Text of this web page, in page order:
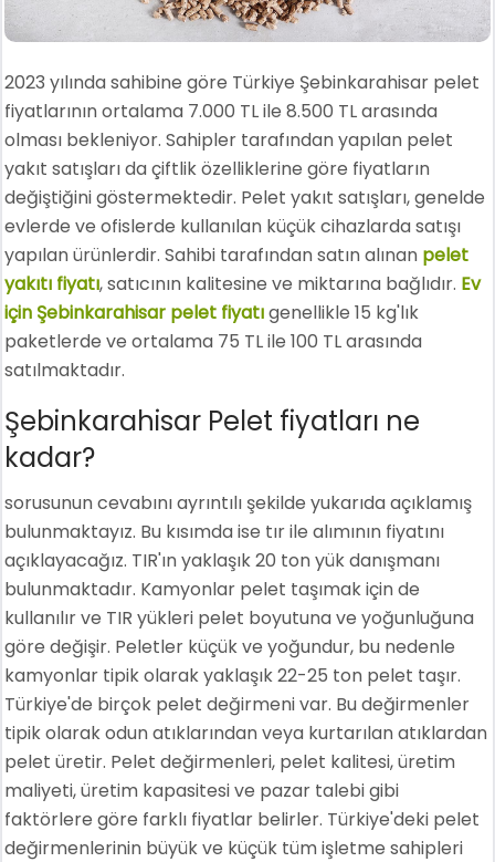
2023 yılında sahibine göre Türkiye Şebinkarahisar pelet
fiyatlarının ortalama 7.000 TL ile 8.500 TL arasında
olması bekleniyor. Sahipler tarafından yapılan pelet
yakıt satışları da çiftlik özelliklerine göre fiyatların
değiştiğini göstermektedir. Pelet yakıt satışları, genelde
evlerde ve ofislerde kullanılan küçük cihazlarda satışı
yapılan ürünlerdir. Sahibi tarafından satın alınan pelet
yakıtı fiyatı, satıcının kalitesine ve miktarına bağlıdır. Ev
için Şebinkarahisar pelet fiyatıgenellikle 15 kg'lık
paketlerde ve ortalama 75 TL ile 100 TL arasında
satılmaktadır.
Şebinkarahisar Pelet fiyatları ne
kadar?
sorusunun cevabını ayrıntılı şekilde yukarıda açıklamış
bulunmaktayız. Bu kısımda ise tır ile alımının fiyatını
açıklayacağız. TIR'ın yaklaşık 20 ton yük danışmanı
bulunmaktadır. Kamyonlar pelet taşımak için de
kullanılır ve TIR yükleri pelet boyutuna ve yoğunluğuna
göre değişir. Peletler küçük ve yoğundur, bu nedenle
kamyonlar tipik olarak yaklaşık 22-25 ton pelet taşır.
Türkiye'de birçok pelet değirmeni var. Bu değirmenler
tipik olarak odun atıklarından veya kurtarılan atıklardan
pelet üretir. Pelet değirmenleri, pelet kalitesi, üretim
maliyeti, üretim kapasitesi ve pazar talebi gibi
faktörlere göre farklı fiyatlar belirler. Türkiye'deki pelet
değirmenlerinin büyük ve küçük tüm işletme sahipleri